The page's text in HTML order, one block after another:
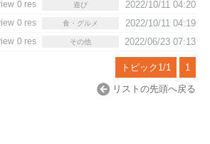
0 res 遊び
2022/10/11 04:20
0 res 食・グルメ
2022/10/11 04:19
0 res その他 2022/06/23 07:13
トピック1/1
1
リストの先頭へ戻る